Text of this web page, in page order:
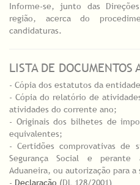
Informe-se, junto das
região, acerca do
candidaturas.
LISTA DE DOCUMENTOS
- Cópia dos estatutos da
- Cópia do relatório de
atividades do corrente ano;
- Originais dos bilhetes de
equivalentes;
- Certidões comprovativas de
Segurança Social e perante
Aduaneira, ou autorização para
- Declaração (DL 128/2001)